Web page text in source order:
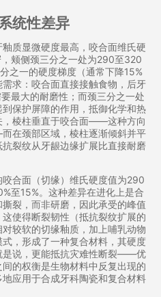
统性差异
质显微硬度最高，咬合面维氏硬
颊侧颈三分之一处为290至320
之一的硬度梯度（通常下降15%
求：咬合面直接接触食物，后牙
最大的耐磨性；而颈三分之一处
保护屏障的作用，抵御化学和热
，棱柱垂直于咬合面——这种方向
在颈部区域，棱柱逐渐倾斜并平
裂纹从牙龈边缘扩展比直接耐磨
合面（切缘）维氏硬度值为290
至15%。这种差异在进化上是合
裂，而非研磨，因此承受的峰值
使得断裂韧性（抵抗裂纹扩展的
较软的切缘釉质，加上哺乳动物
，形成了一种复合材料，其硬度
说，更能抵抗灾难性断裂——优
的权衡是生物材料中反复出现的
应用于合成牙科陶瓷和复合材料